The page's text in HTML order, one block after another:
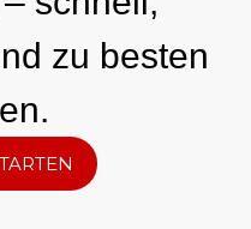
zu besten